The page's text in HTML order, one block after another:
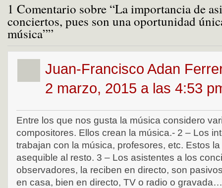
1 Comentario sobre “La importancia de
conciertos, pues son una oportunidad
música””
Juan-Francisco Adan
2 marzo, 2015 a las 4:53
Entre los que nos gusta la música considero
compositores. Ellos crean la música.- 2 – Los
trabajan con la música, profesores, etc. Estos
asequible al resto. 3 – Los asistentes a los
observadores, la reciben en directo, son
en casa, bien en directo, TV o radio o